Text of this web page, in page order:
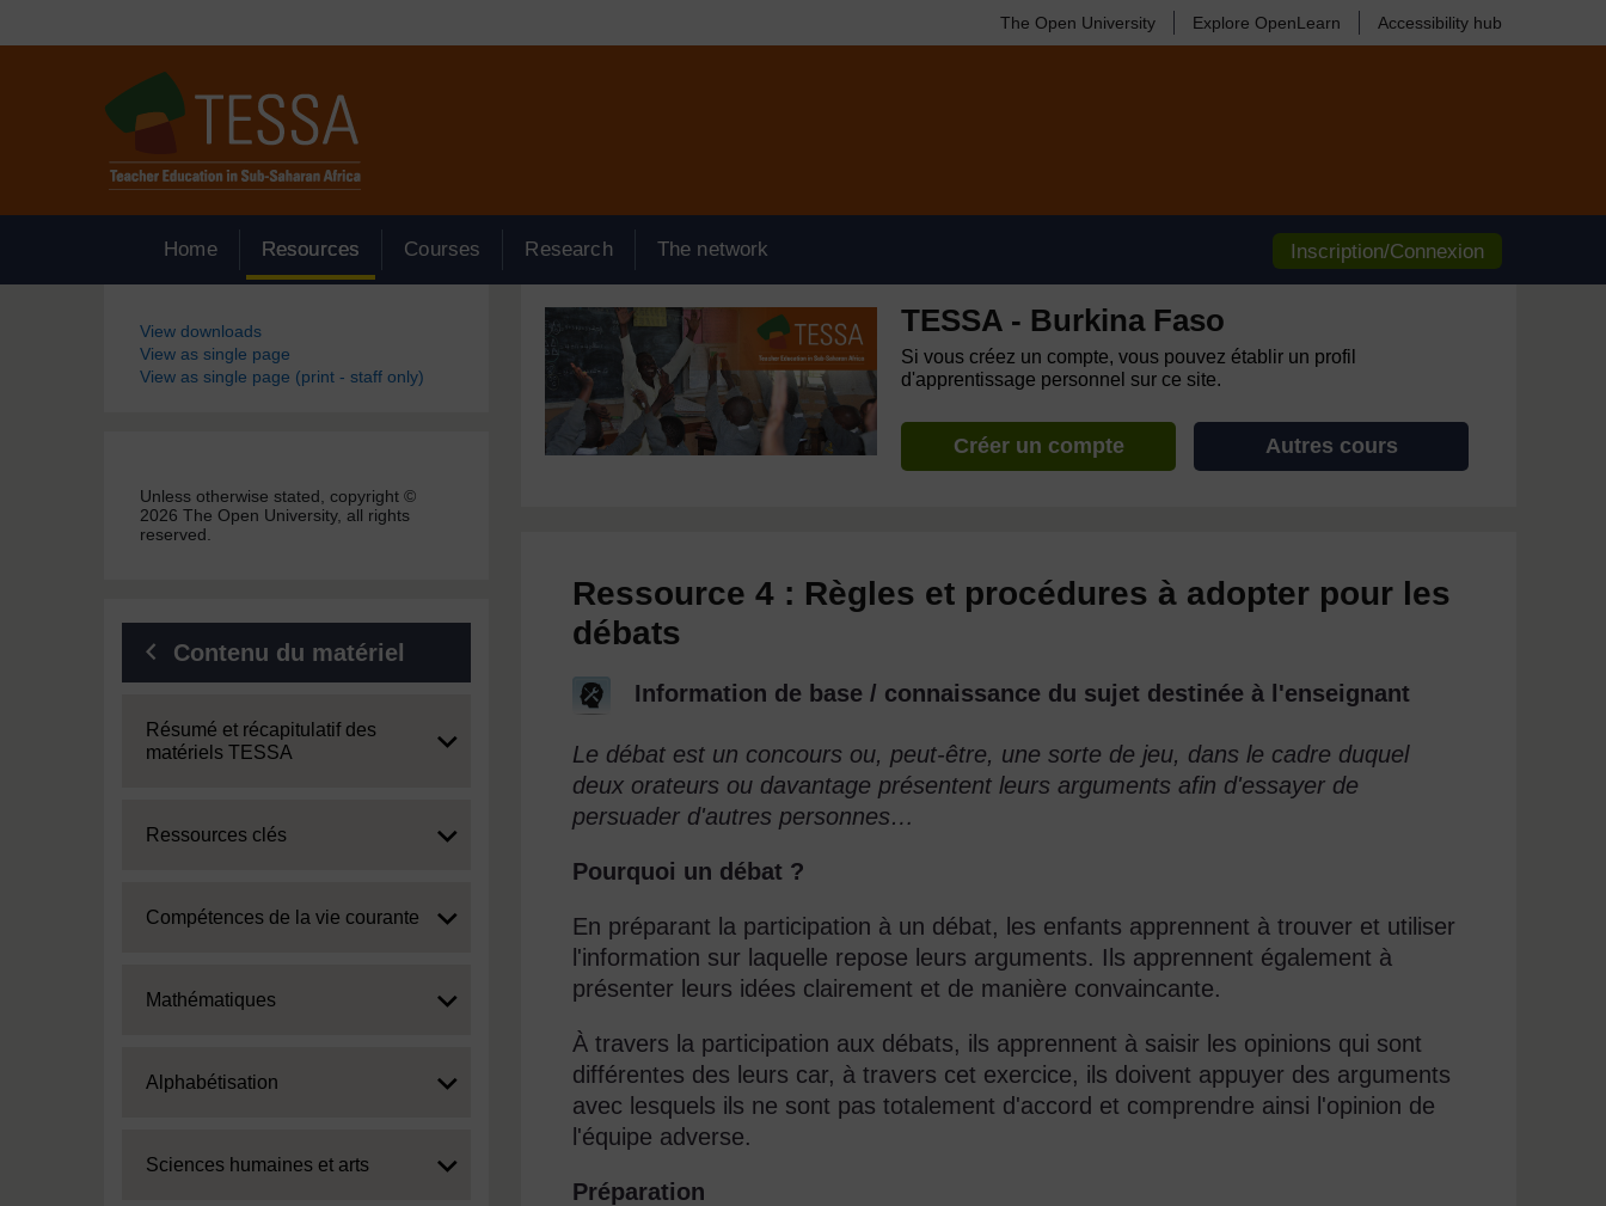
The Open University Explore OpenLearn Accessibility hub
Home Resources Courses Research The network Inscription/Connexion
Blocs
View downloads
View as single page
View as single page (print - staff only)
Unless otherwise stated, copyright ©
2026 The Open University, all rights
reserved.
Contenu du matériel
Expand
Résumé et récapitulatif des
matériels TESSA
Expand
Ressources clés
Expand
Compétences de la vie courante
Expand
Mathématiques
Expand
Alphabétisation
Expand
Sciences humaines et arts
TESSA - Burkina Faso
Si vous créez un compte, vous pouvez établir un profil
d'apprentissage personnel sur ce site.
Créer un compte Autres cours
Ressource 4 : Règles et procédures à adopter pour les
débats
Information de base / connaissance du sujet destinée à l'enseignant
Le débat est un concours ou, peut-être, une sorte de jeu, dans le cadre duquel
deux orateurs ou davantage présentent leurs arguments afin d'essayer de
persuader d'autres personnes…
Pourquoi un débat ?
En préparant la participation à un débat, les enfants apprennent à trouver et utiliser
l'information sur laquelle repose leurs arguments. Ils apprennent également à
présenter leurs idées clairement et de manière convaincante.
À travers la participation aux débats, ils apprennent à saisir les opinions qui sont
différentes des leurs car, à travers cet exercice, ils doivent appuyer des arguments
avec lesquels ils ne sont pas totalement d'accord et comprendre ainsi l'opinion de
l'équipe adverse.
Préparation